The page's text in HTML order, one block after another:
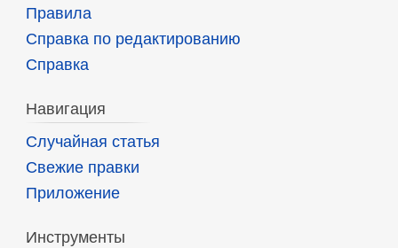
Правила
Справка по редактированию
Справка
Навигация
Случайная статья
Свежие правки
Приложение
Инструменты